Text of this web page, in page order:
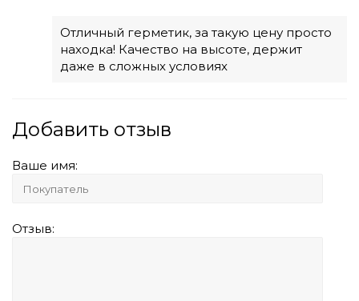
Отличный герметик, за такую цену просто
находка! Качество на высоте, держит
даже в сложных условиях
Добавить отзыв
Ваше имя:
Отзыв: